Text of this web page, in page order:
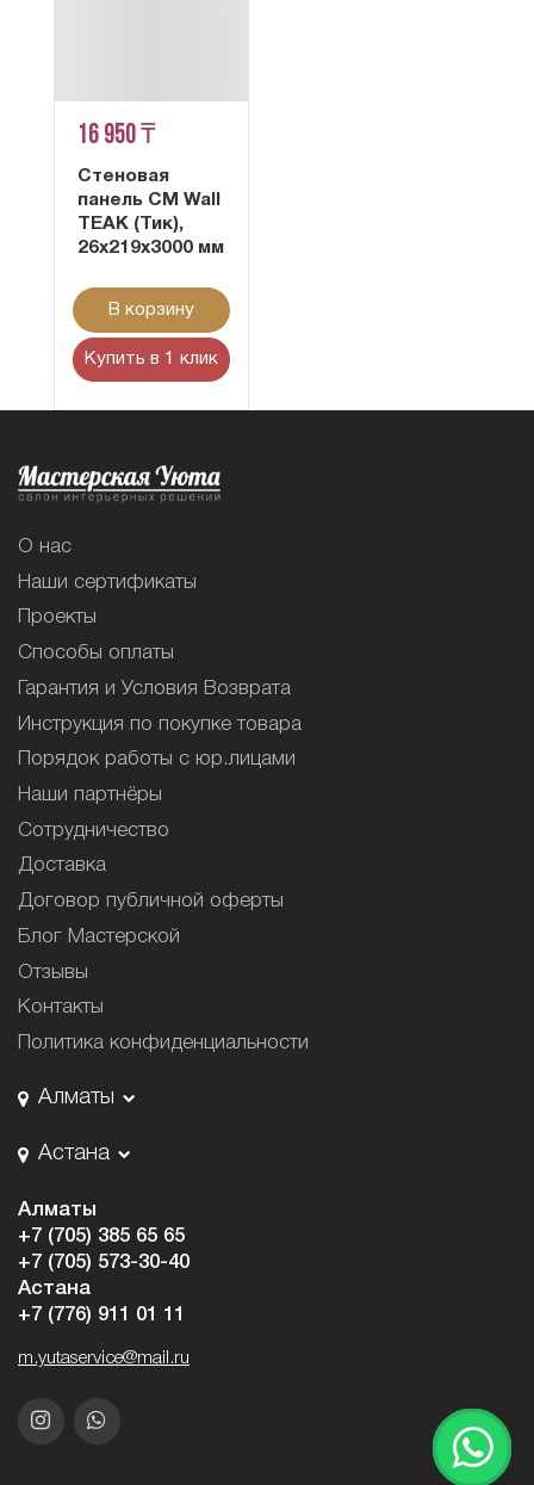
16 950 ₸
Стеновая
панель CM Wall
TEAK (Тик),
26x219x3000 мм
В корзину
Купить в 1 клик
О нас
Наши сертификаты
Проекты
Способы оплаты
Гарантия и Условия Возврата
Инструкция по покупке товара
Порядок работы с юр.лицами
Наши партнёры
Сотрудничество
Доставка
Договор публичной оферты
Блог Мастерской
Отзывы
Контакты
Политика конфиденциальности
Алматы
Астана
Алматы
+7 (705) 385 65 65
+7 (705) 573-30-40
Астана
+7 (776) 911 01 11
m.yutaservice@mail.ru